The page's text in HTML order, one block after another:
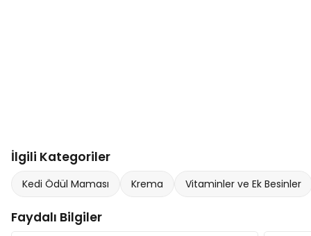
İlgili Kategoriler
Kedi Ödül Maması Krema Vitaminler ve Ek Besinler
Faydalı Bilgiler